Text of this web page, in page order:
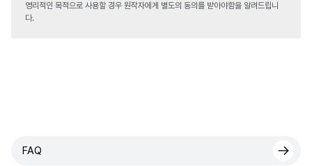
영리적인 목적으로 사용할 경우 원작자에게 별도의 동의를 받아야함을 알려드립니
다.
FAQ